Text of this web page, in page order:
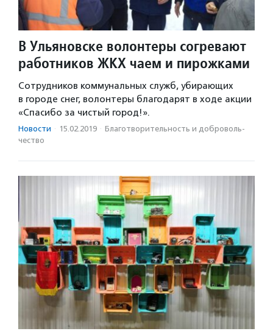
В Ульяновске волонтеры согревают
работников ЖКХ чаем и пирожками
Сотрудников коммунальных служб, убирающих
в городе снег, волонтеры благодарят в ходе акции
«Спасибо за чистый город!».
Новости · 15.02.2019 · Благотвори­тель­ность и доброволь­
чест­во